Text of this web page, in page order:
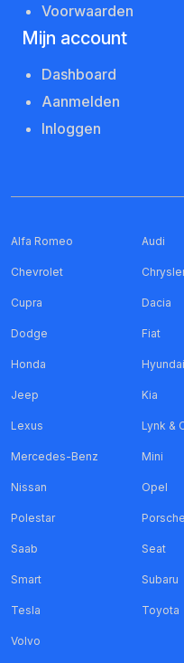
Voorwaarden
Mijn account
Dashboard
Aanmelden
Inloggen
Alfa Romeo Audi
Chevrolet
Cupra Dacia
Dodge Fiat
Honda Hyundai
Jeep Kia
Lexus Lynk &
Mercedes-Benz Mini
Nissan Opel
Polestar Porsche
Saab Seat
Smart Subaru
Tesla Toyota
Volvo